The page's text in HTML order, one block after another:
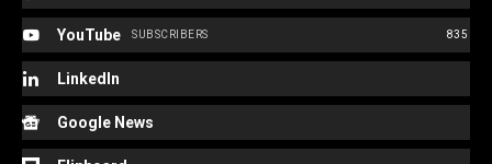
YouTube 835
SUBSCRIBERS
LinkedIn
Google News